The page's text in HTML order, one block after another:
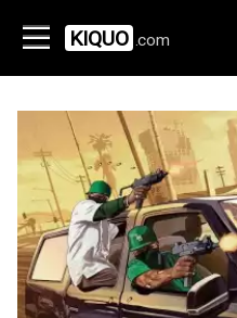
KIQUO .com